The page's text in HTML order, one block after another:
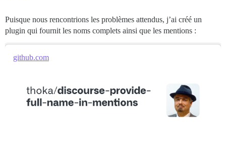
Puisque nous rencontrions les problèmes attendus, j’ai créé un
plugin qui fournit les noms complets ainsi que les mentions :
github.com